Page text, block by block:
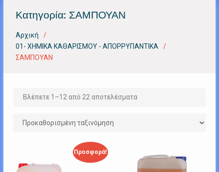
Κατηγορία: ΣΑΜΠΟΥΑΝ
Αρχική
01- ΧΗΜΙΚΑ ΚΑΘΑΡΙΣΜΟΥ - ΑΠΟΡΡΥΠΑΝΤΙΚΑ
ΣΑΜΠΟΥΑΝ
Βλέπετε 1–12 από 22 αποτελέσματα
Προσφορά!